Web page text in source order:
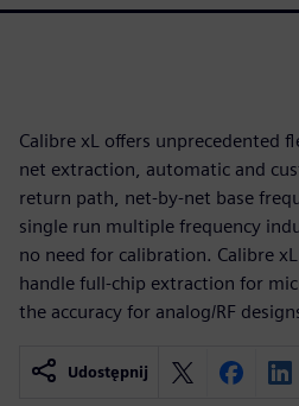
Calibre xL offers unprecedented
net extraction, automatic and
return path, net-by-net base
single run multiple frequency
no need for calibration. Calibre
handle full-chip extraction for
the accuracy for analog/RF
Udostępnij